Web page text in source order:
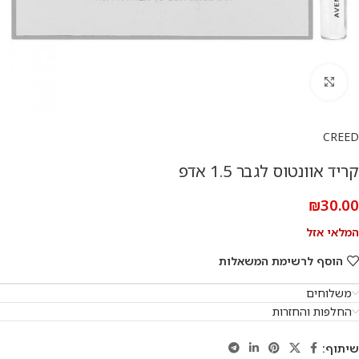
CREED
קריד אוונטוס לגבר 1.5 אדפ
₪30.00
המלאי אזל
הוסף לרשימת המשאלות
משלוחים
החלפות והחזרות
שיתוף: